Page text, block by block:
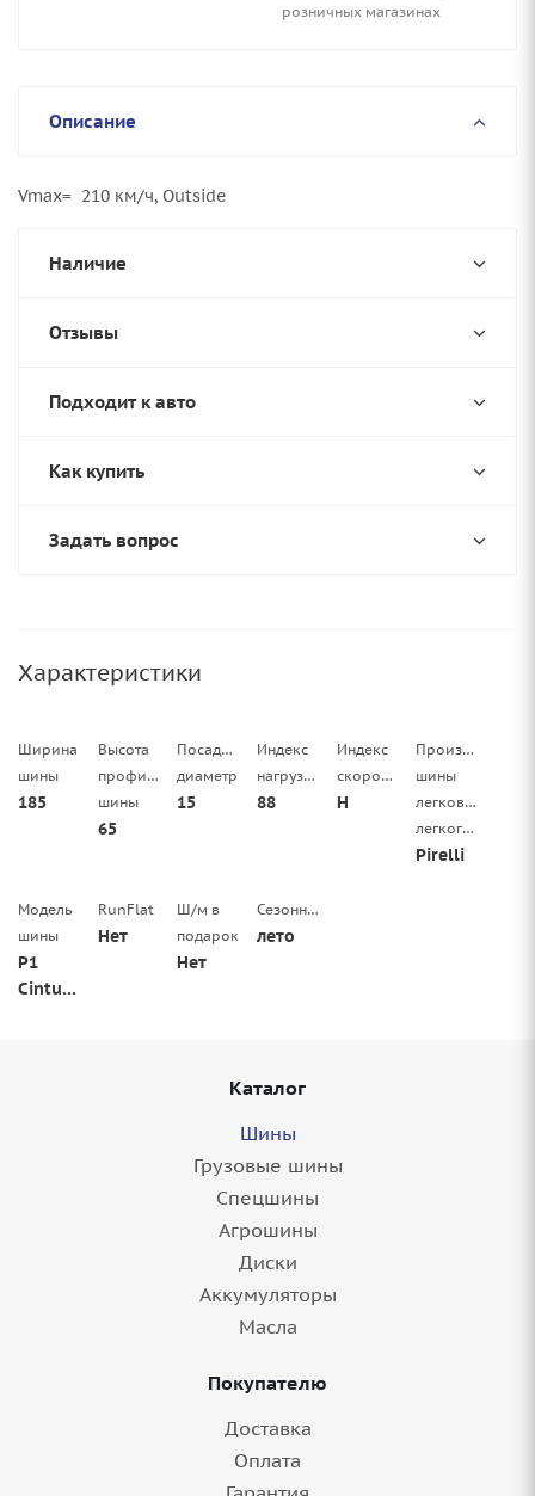
розничных магазинах
Описание
Vmax= 210 км/ч, Outside
Наличие
Отзывы
Подходит к авто
Как купить
Задать вопрос
Характеристики
Ширина
шины
185
Высота
профиля
шины
65
Посадочный
диаметр
15
Индекс
нагрузки
88
Индекс
скорости
H
Производитель
шины
легковой/
легкогрузовой
Pirelli
Модель
шины
P1
Cinturato
RunFlat
Нет
Ш/м в
подарок
Нет
Сезонность
лето
Каталог
Шины
Грузовые шины
Спецшины
Агрошины
Диски
Аккумуляторы
Масла
Покупателю
Доставка
Оплата